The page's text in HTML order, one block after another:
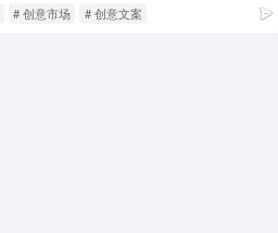
# 创意市场 # 创意文案